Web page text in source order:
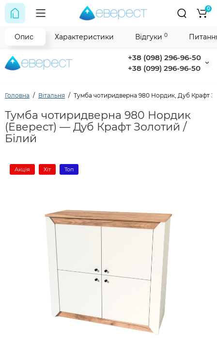
+38 (098) 296-96-50
+38 (099) 296-96-50
0
Головна Вітальня Тумба чотиридверна 980 Нордик, Дуб Крафт
Тумба чотиридверна 980 Нордик
(Еверест) — Дуб Крафт Золотий /
Білий
Акція Хіт Топ
Опис Характеристики Відгуки 0